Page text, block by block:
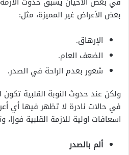
بعض الأعراض غير المميزة، مثل:
الإرهاق.
الضعف العام.
شعور بعدم الراحة في الصدر.
ولكن عند حدوث النوبة القلبية
في حالات نادرة لا تظهر فيها أي
اسعافات اولية للازمة القلبية
ألم بالصدر